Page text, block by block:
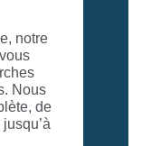
être un
Notre service de
vous permet de
l’étranger avec
et de nos